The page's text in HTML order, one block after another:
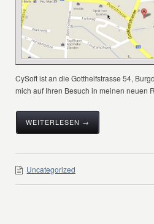
CySoft ist an die Gotthelfstrasse 54,
mich auf Ihren Besuch in meinen neuen
WEITERLESEN →
Uncategorized